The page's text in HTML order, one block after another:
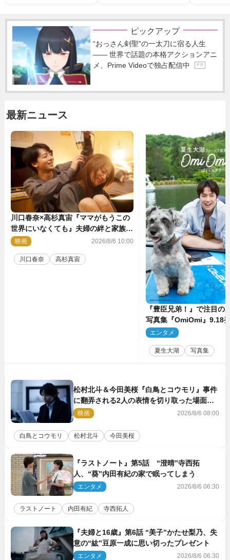
ピックアップ
“おっさん剣聖”の一太刀に宿る人生
―― 世界で話題の本格アクションアニ
メ、Prime Videoで独占配信中
P R
最新ニュース
川口春奈×高杉真宙『ママがもうこの
世界にいなくても』夫婦の絆と家族の
愛を映す場面写真公開
映画 2026/8/6 10:00
川口春奈 高杉真宙
『豊臣兄弟！』で注目の
写真集『OmiOmi』9.18
行カット解禁
エンタメ
夏生大湖 写真集
松村北斗＆今田美桜『白鳥とコウモリ』事件
に翻弄される2人の表情を切り取った場面写
真解禁
映画 2026/8/6 08:00
白鳥とコウモリ 松村北斗 今田美桜
『ラストノート』第5話 “澄晴”寺西拓
人、“葵”内田有紀の家で眠ってしまう
エンタメ 2026/8/6 06:30
ラストノート 内田有紀 寺西拓人
『夫婦と16歳』第6話 “美子”かたせ梨乃、失
意の“紘”豆原一成に思い切ったプレゼント
エンタメ 2026/8/6 06:30